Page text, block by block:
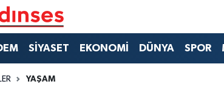
SİYASET EKONOMİ DÜNYA SPOR
YAŞAM